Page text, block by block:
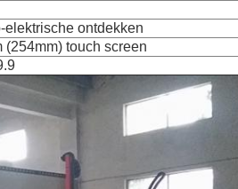
elektrische ontdekken
(254mm) touch screen